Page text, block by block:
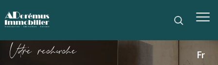
Fr
Vore recece